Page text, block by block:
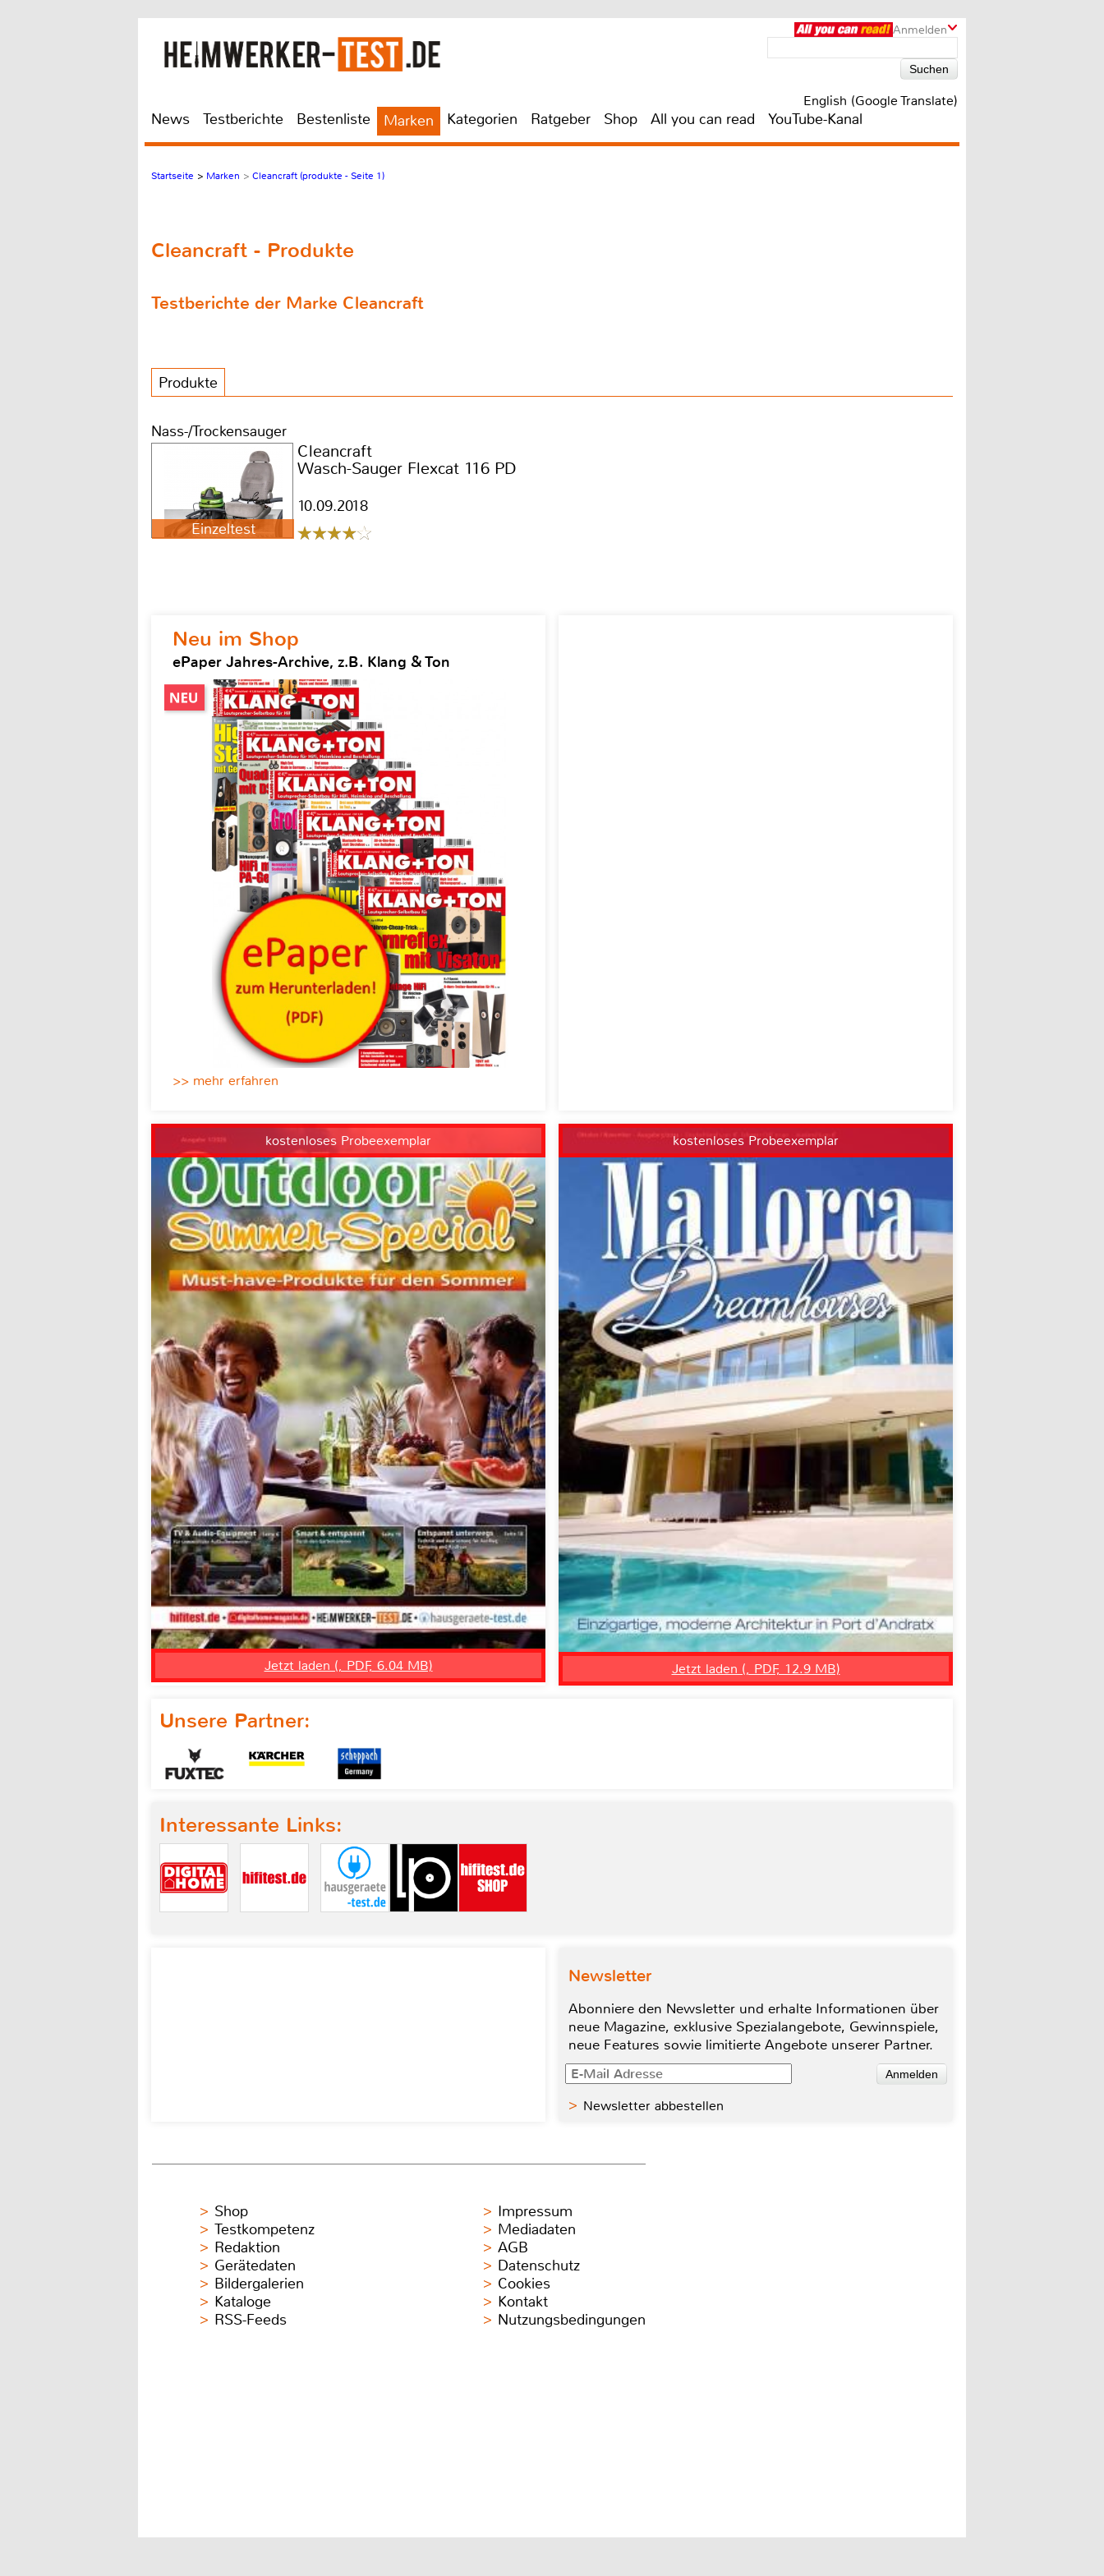
Anmelden
English (Google Translate)
News Testberichte Bestenliste Marken Kategorien Ratgeber Shop All you can read YouTube-Kanal
Startseite > Marken > Cleancraft (produkte - Seite 1)
Cleancraft - Produkte
Testberichte der Marke Cleancraft
Produkte
Nass-/Trockensauger
Einzeltest
Cleancraft
Wasch-Sauger Flexcat 116 PD
10.09.2018
Neu im Shop
ePaper Jahres-Archive, z.B. Klang & Ton
>> mehr erfahren
kostenloses Probeexemplar
Jetzt laden (, PDF, 6.04 MB)
kostenloses Probeexemplar
Jetzt laden (, PDF, 12.9 MB)
Unsere Partner:
Interessante Links:
Newsletter
Abonniere den Newsletter und erhalte Informationen über
neue Magazine, exklusive Spezialangebote, Gewinnspiele,
neue Features sowie limitierte Angebote unserer Partner.
Newsletter abbestellen
Shop
Testkompetenz
Redaktion
Gerätedaten
Bildergalerien
Kataloge
RSS-Feeds
Impressum
Mediadaten
AGB
Datenschutz
Cookies
Kontakt
Nutzungsbedingungen